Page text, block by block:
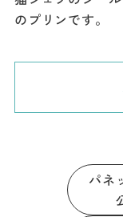
のプリンです。
パネ